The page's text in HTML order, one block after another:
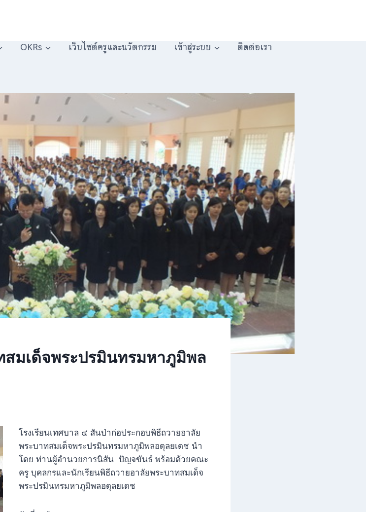
OKRs เว็บไซต์ครูและนวัตกรรม เข้าสู่ระบบ ติดต่อเรา
มเด็จพระปรมินทรมหาภูมิพล
โรงเรียนเทศบาล ๔ สันป่าก่อประกอบพิธีถวายอาลัย
พระบาทสมเด็จพระปรมินทรมหาภูมิพลอดุลยเดช นำ
โดย ท่านผู้อำนวยการนิสัน ปัญจขันธ์ พร้อมด้วยคณะ
ครู บุคลกรและนักเรียนพิธีถวายอาลัยพระบาทสมเด็จ
พระปรมินทรมหาภูมิพลอดุลยเดช